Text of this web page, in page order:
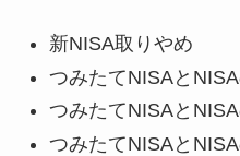
新NISA取りやめ
つみたてNISAと
つみたてNISAと
つみたてNISAと